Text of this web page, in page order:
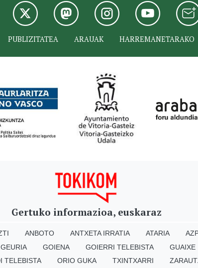
PUBLIZITATEA ARAUAK HARREMANETARAKO
Gertuko informazioa, euskaraz
ANBOTO ANTXETA IRRATIA ATARIA
GEURIA GOIENA GOIERRI TELEBISTA GUAIXE
TELEBISTA ORIO GUKA TXINTXARRI